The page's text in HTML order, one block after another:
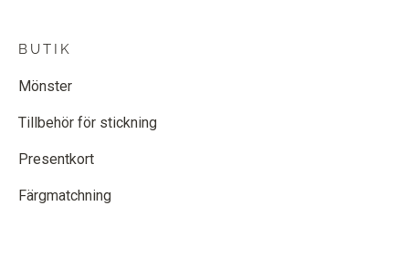
BUTIK
Mönster
Tillbehör för stickning
Presentkort
Färgmatchning